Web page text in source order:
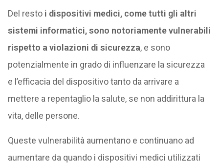
Del resto i dispositivi medici, come tutti gli altri
sistemi informatici, sono notoriamente vulnerabili
rispetto a violazioni di sicurezza, e sono
potenzialmente in grado di influenzare la sicurezza
e l’efficacia del dispositivo tanto da arrivare a
mettere a repentaglio la salute, se non addirittura la
vita, delle persone.
Queste vulnerabilità aumentano e continuano ad
aumentare da quando i dispositivi medici utilizzati